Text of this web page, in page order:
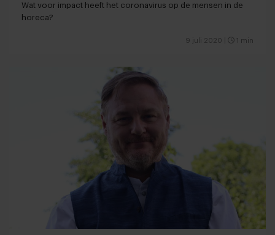
Wat voor impact heeft het coronavirus op de mensen in de
horeca?
9 juli 2020 1 min